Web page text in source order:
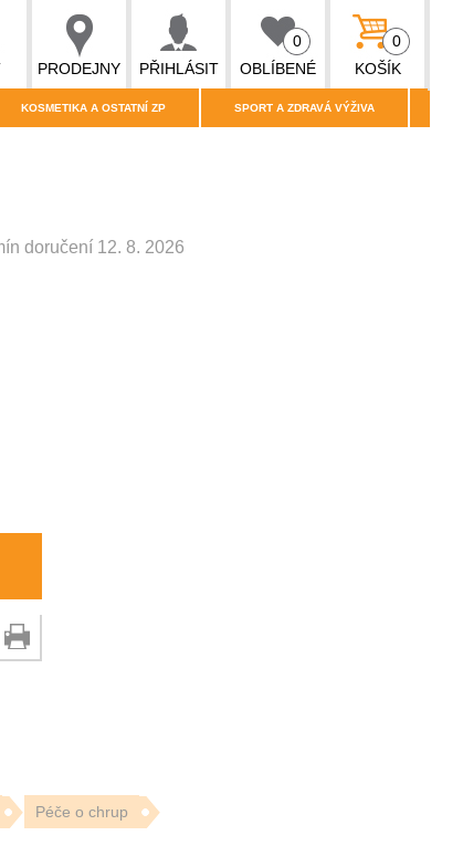
PRODEJNY PŘIHLÁSIT OBLÍBENÉ
0
KOŠÍK
0
KOSMETIKA A OSTATNÍ ZP SPORT A ZDRAVÁ VÝŽIVA
doručení 12. 8. 2026
Péče o chrup